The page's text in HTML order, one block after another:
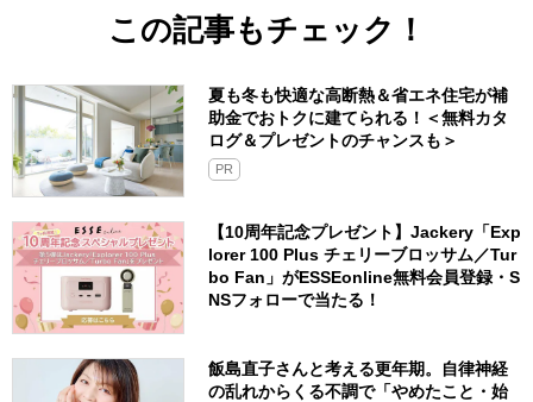
この記事もチェック！
夏も冬も快適な高断熱＆省エネ住宅が補
助金でおトクに建てられる！＜無料カタ
ログ＆プレゼントのチャンスも＞
PR
【10周年記念プレゼント】Jackery「Exp
lorer 100 Plus チェリーブロッサム／Tur
bo Fan」がESSEonline無料会員登録・S
NSフォローで当たる！
飯島直子さんと考える更年期。自律神経
の乱れからくる不調で「やめたこと・始